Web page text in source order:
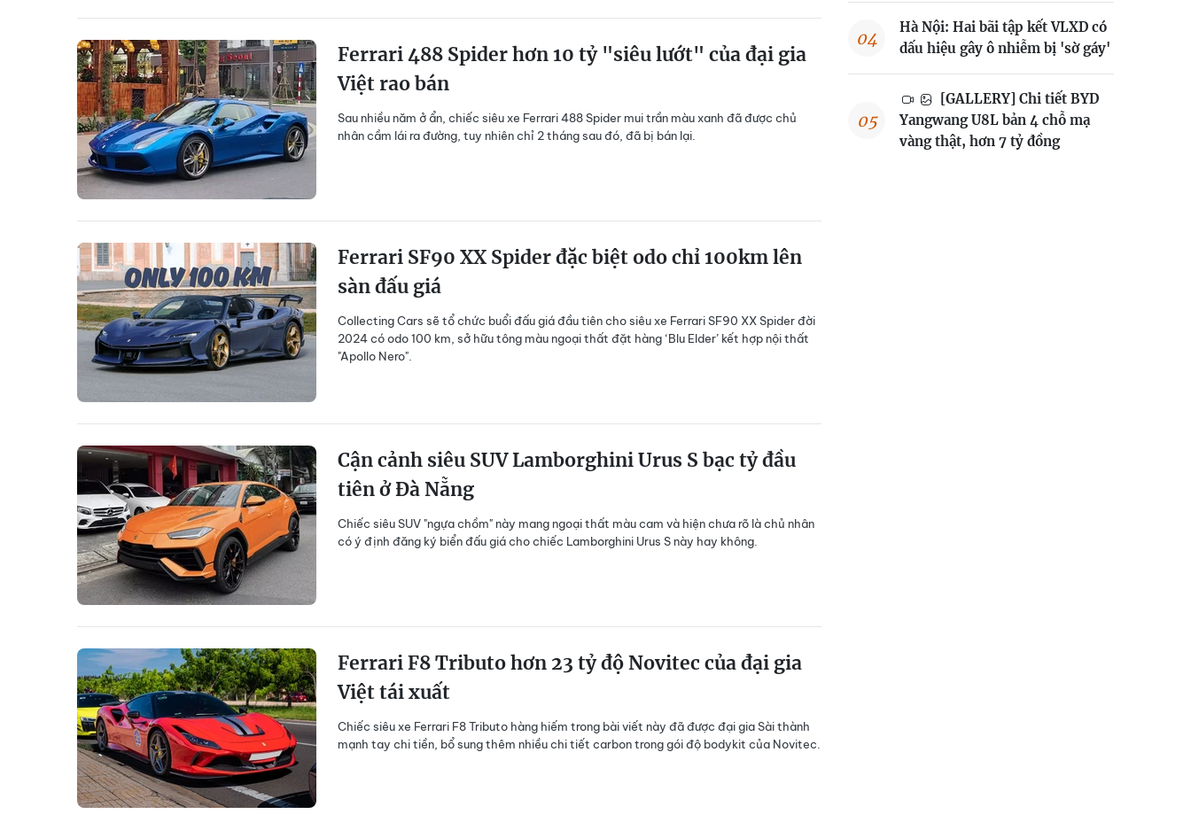
Ferrari 488 Spider hơn 10 tỷ "siêu lướt" của đại gia
Việt rao bán
Sau nhiều năm ở ẩn, chiếc siêu xe Ferrari 488 Spider mui trần màu xanh đã được chủ
nhân cầm lái ra đường, tuy nhiên chỉ 2 tháng sau đó, đã bị bán lại.
Ferrari SF90 XX Spider đặc biệt odo chỉ 100km lên
sàn đấu giá
Collecting Cars sẽ tổ chức buổi đấu giá đầu tiên cho siêu xe Ferrari SF90 XX Spider đời
2024 có odo 100 km, sở hữu tông màu ngoại thất đặt hàng ‘Blu Elder’ kết hợp nội thất
"Apollo Nero".
Cận cảnh siêu SUV Lamborghini Urus S bạc tỷ đầu
tiên ở Đà Nẵng
Chiếc siêu SUV "ngựa chồm" này mang ngoại thất màu cam và hiện chưa rõ là chủ nhân
có ý định đăng ký biển đấu giá cho chiếc Lamborghini Urus S này hay không.
Ferrari F8 Tributo hơn 23 tỷ độ Novitec của đại gia
Việt tái xuất
Chiếc siêu xe Ferrari F8 Tributo hàng hiếm trong bài viết này đã được đại gia Sài thành
mạnh tay chi tiền, bổ sung thêm nhiều chi tiết carbon trong gói độ bodykit của Novitec.
Hà Nội: Hai bãi tập kết VLXD có
dấu hiệu gây ô nhiễm bị 'sờ gáy'
[GALLERY] Chi tiết BYD
Yangwang U8L bản 4 chỗ mạ
vàng thật, hơn 7 tỷ đồng